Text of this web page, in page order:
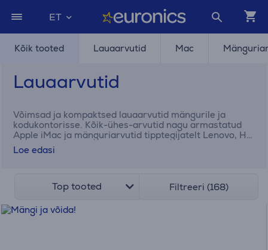
ET
Kõik tooted Lauaarvutid Mac
Lauaarvutid
Võimsad ja kompaktsed lauaarvutid mängurile ja
kodukontorisse. Kõik-ühes-arvutid nagu armastatud
Apple iMac ja mänguriarvutid tipptegijatelt Lenovo, HP,
Acer ja MSI.
Loe edasi
Top tooted Filtreeri (168)